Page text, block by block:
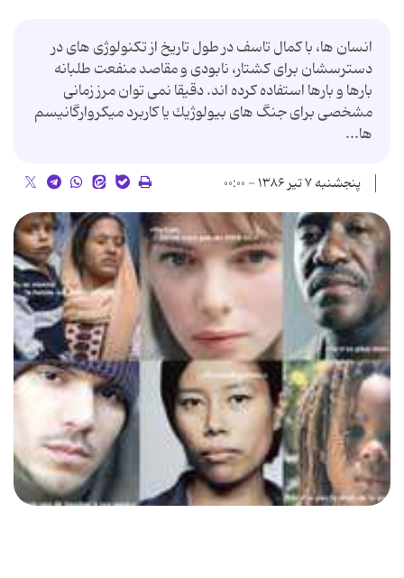
انسان ها، با كمال تاسف در طول تاریخ از تكنولوژی های در
دسترسشان برای كشتار، نابودی و مقاصد منفعت طلبانه
بارها و بارها استفاده كرده اند. دقیقا نمی توان مرز زمانی
مشخصی برای جنگ های بیولوژیك یا كاربرد میكروارگانیسم
ها...
پنجشنبه ۷ تیر ۱۳۸۶ - ۰۰:۰۰